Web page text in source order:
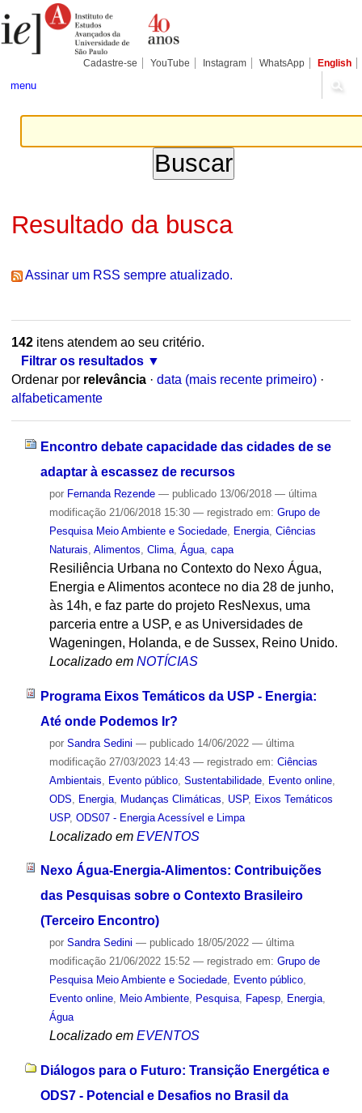
para
conteúdo.
Pessoais
Cadastre-se YouTube Instagram WhatsApp English
menu
Resultado da busca
Assinar um RSS sempre atualizado.
142itens atendem ao seu critério.
Filtrar os resultados
Ordenar por relevância · data (mais recente primeiro) ·
alfabeticamente
Encontro debate capacidade das cidades de se
adaptar à escassez de recursos
por Fernanda Rezende — publicado13/06/2018 — última
modificação21/06/2018 15:30 — registrado em: Grupo de
Pesquisa Meio Ambiente e Sociedade, Energia, Ciências
Naturais Alimentos Clima, Água, capa
Resiliência Urbana no Contexto do Nexo Água,
Energia e Alimentos acontece no dia 28 de junho,
às 14h, e faz parte do projeto ResNexus, uma
parceria entre a USP, e as Universidades de
Wageningen, Holanda, e de Sussex, Reino Unido.
Localizado em NOTÍCIAS
Programa Eixos Temáticos da USP - Energia:
Até onde Podemos Ir?
por Sandra Sedini — publicado14/06/2022 — última
modificação27/03/2023 14:43 — registrado em: Ciências
Ambientais
Evento público, Sustentabilidade, Evento online,
ODS
Energia, Mudanças Climáticas USP, Eixos Temáticos
USP, ODS07 - Energia Acessível e Limpa
Localizado em EVENTOS
Nexo Água-Energia-Alimentos: Contribuições
das Pesquisas sobre o Contexto Brasileiro
(Terceiro Encontro)
por Sandra Sedini — publicado18/05/2022 — última
modificação21/06/2022 15:52 — registrado em: Grupo de
Pesquisa Meio Ambiente e Sociedade, Evento público,
Evento online, Meio Ambiente, Pesquisa, Fapesp, Energia,
Água
Localizado em EVENTOS
Diálogos para o Futuro: Transição Energética e
ODS7 - Potencial e Desafios no Brasil da